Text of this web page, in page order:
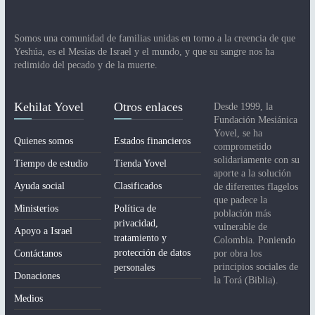
d
e
E
v
e
n
t
o
Somos una comunidad de familias unidas en torno a la creencia de que
Yeshúa, es el Mesías de Israel y el mundo, y que su sangre nos ha
redimido del pecado y de la muerte.
Kehilat Yovel
Quienes somos
Tiempo de estudio
Ayuda social
Ministerios
Apoyo a Israel
Contáctanos
Donaciones
Medios
Otros enlaces
Estados financieros
Tienda Yovel
Clasificados
Política de
privacidad,
tratamiento y
protección de datos
personales
Desde 1999, la
Fundación Mesiánica
Yovel, se ha
comprometido
solidariamente con su
aporte a la solución
de diferentes flagelos
que padece la
población más
vulnerable de
Colombia. Poniendo
por obra los
principios sociales de
la Torá (Biblia).